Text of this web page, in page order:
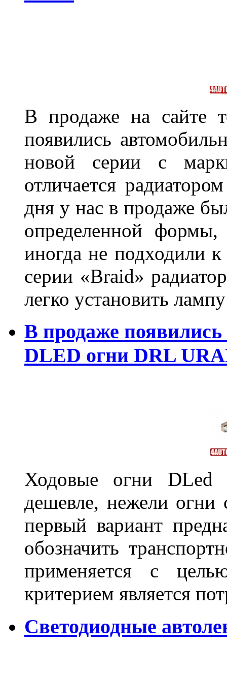
В продаже на сайте
появились
новой серии с
отличается
дня у нас в продаже
определенной
иногда не подходили
серии «Braid»
легко установить
В продаже
DLED огни DRL
Ходовые огни DLed
дешевле, нежели огни
первый вариант
обозначить
применяется с
критерием является
Светодиодные